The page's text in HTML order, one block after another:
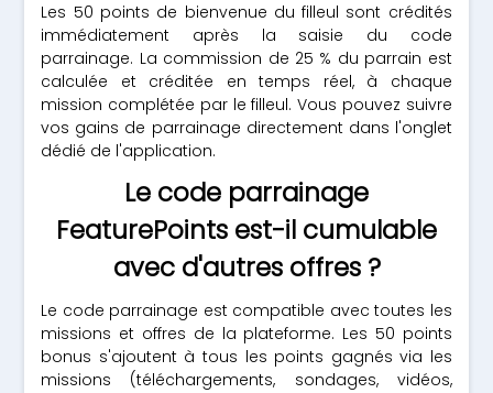
Les 50 points de bienvenue du filleul sont crédités
immédiatement après la saisie du code
parrainage. La commission de 25 % du parrain est
calculée et créditée en temps réel, à chaque
mission complétée par le filleul. Vous pouvez suivre
vos gains de parrainage directement dans l'onglet
dédié de l'application.
Le code parrainage
FeaturePoints est-il cumulable
avec d'autres offres ?
Le code parrainage est compatible avec toutes les
missions et offres de la plateforme. Les 50 points
bonus s'ajoutent à tous les points gagnés via les
missions (téléchargements, sondages, vidéos,